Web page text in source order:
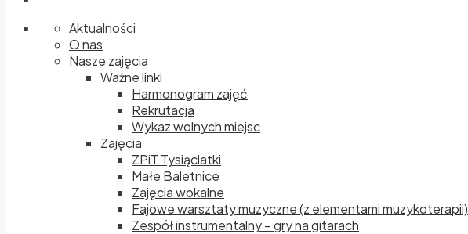
Aktualności
O nas
Nasze zajęcia
Ważne linki
Harmonogram zajęć
Rekrutacja
Wykaz wolnych miejsc
Zajęcia
ZPiT Tysiąclatki
Małe Baletnice
Zajęcia wokalne
Fajowe warsztaty muzyczne (z elementami muzykoterapii)
Zespół instrumentalny – gry na gitarach